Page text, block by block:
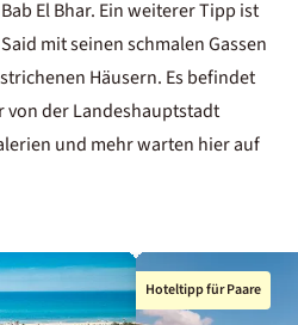
El Bhar. Ein weiterer Tipp ist
mit seinen schmalen Gassen
Häusern. Es befindet
von der Landeshauptstadt
und mehr warten hier auf
Hoteltipp für Paare